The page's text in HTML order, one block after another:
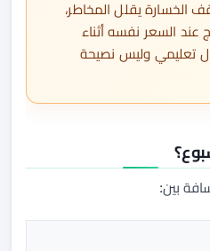
الخسارة يقلل المخاطر،
عند السعر نفسه أثناء
تعليمي وليس نصيحة
بين: